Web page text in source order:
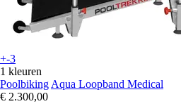
+-3
1 kleuren
Poolbiking Aqua Loopband Medical
€ 2.300,00